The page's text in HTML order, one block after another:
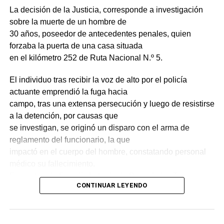
y, así, contribuir a la reducción de un problema que afecta
a la seguridad de toda la comunidad.
Portal del Norte
JEFATURA DE POLICÍA
TACUAREMBÓ
Por “incumplir medidas cautelares” le costó la
libertad: Hombre de 38 años preso por abuso
sexual infantil en Tacuarembó
NO SE PIERDA
La decisión de la Justicia, corresponde a investigación
sobre la muerte de un hombre de
30 años, poseedor de antecedentes penales, quien
forzaba la puerta de una casa situada
en el kilómetro 252 de Ruta Nacional N.º 5.
El individuo tras recibir la voz de alto por el policía
actuante emprendió la fuga hacia
campo, tras una extensa persecución y luego de resistirse
a la detención, por causas que
se investigan, se originó un disparo con el arma de
reglamento del funcionario, la que
impactó en el cuerpo del hombre, constatando personal
Fue enterada Fiscalía Letrada de Paso de los Toros,
quien dirigió la investigación ante lo
CONTINUAR LEYENDO